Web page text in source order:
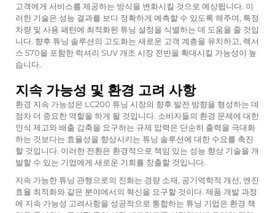
고객에게 서비스를 제공하는 방식을 변화시킬 것으로 예상됩니다. 이
러한 기술은 성능 결과를 보다 정확하게 예측할 수 있도록 해주며, 특정
차량 및 사용 패턴에 최적화된 튜닝 설정을 식별하는 데 도움을 줄 것입
니다. 향후 튜닝 솔루션의 고도화는 새로운 고객 계층을 유치하고, 렉서
스 570을 포함한 럭셔리 SUV 개조 시장 전반을 확대시킬 가능성이 높
습니다.
지속 가능성 및 환경 고려 사항
환경 지속 가능성은 LC200 튜닝 시장의 향후 발전 방향을 형성하는 데
점차 더 중요한 역할을 하게 될 것입니다. 소비자들의 환경 문제에 대한
인식 제고와 배출 감축을 요구하는 규제 압력은 단순히 출력을 극대화
하는 것보다는 효율성을 향상시키는 튜닝 솔루션에 대한 수요를 촉진
할 것입니다. 이러한 전환은 환경적으로 책임 있는 성능 향상 기술을 개
발할 수 있는 기업에게 새로운 기회를 창출할 것입니다.
지속 가능한 튜닝 관행으로의 진화는 경량 소재, 공기역학적 개선, 엔진
효율 최적화와 같은 분야에서의 혁신을 요구할 것이다. 제품 개발 과정
에 지속 가능성 고려사항을 성공적으로 통합하는 튜닝 기업은 환경 책